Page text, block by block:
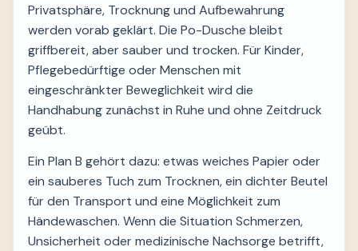
Privatsphäre, Trocknung und Aufbewahrung
werden vorab geklärt. Die Po-Dusche bleibt
griffbereit, aber sauber und trocken. Für Kinder,
Pflegebedürftige oder Menschen mit
eingeschränkter Beweglichkeit wird die
Handhabung zunächst in Ruhe und ohne Zeitdruck
geübt.
Ein Plan B gehört dazu: etwas weiches Papier oder
ein sauberes Tuch zum Trocknen, ein dichter Beutel
für den Transport und eine Möglichkeit zum
Händewaschen. Wenn die Situation Schmerzen,
Unsicherheit oder medizinische Nachsorge betrifft,